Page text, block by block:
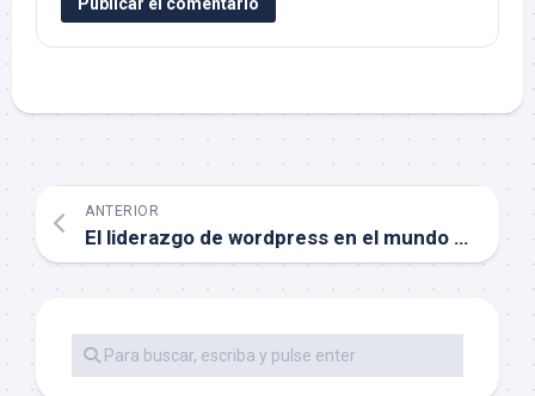
ANTERIOR
El liderazgo de wordpress en el mundo de los CMS (‘updated’)